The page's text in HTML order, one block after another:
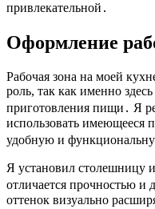
привлекательной․
Оформление
Рабочая зона на моей
роль, так как именно
приготовления пищи․ Я
использовать имеющееся
удобную и
Я установил столешницу
отличается прочностью и
оттенок визуально